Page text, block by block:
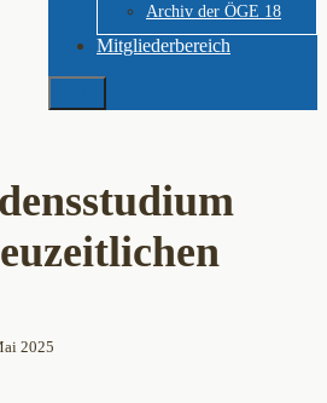
Archiv der ÖGE 18
Mitgliederbereich
Suchen
2025